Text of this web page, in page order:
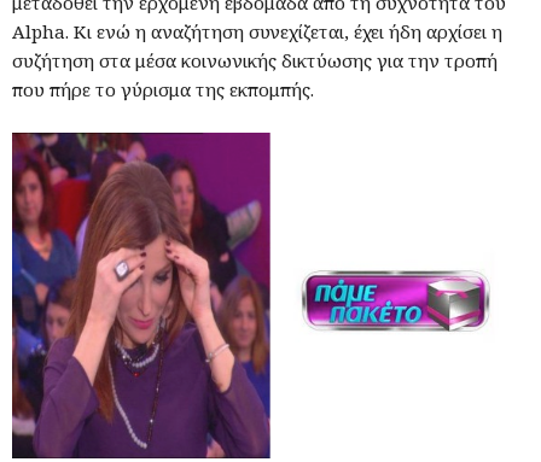
Alpha. Κι ενώ η αναζήτηση συνεχίζεται, έχει ήδη αρχίσει η
συζήτηση στα μέσα κοινωνικής δικτύωσης για την τροπή
που πήρε το γύρισμα της εκπομπής.